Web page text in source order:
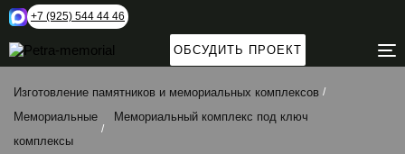
+7 (925) 544 44 46
ОБСУДИТЬ ПРОЕКТ
Изготовление памятников и мемориальных комплексов
Мемориальные
комплексы
Мемориальный комплекс под ключ